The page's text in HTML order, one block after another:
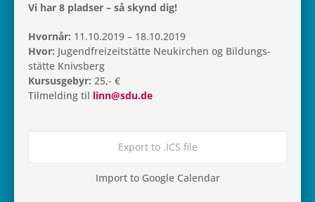
Vi har 8 plad­ser – så skynd dig!
Hvor­når: 11.10.2019 – 18.10.2019
Hvor: Jugend­freizeit­stätte Neukir­chen og Bil­dungs­
stätte Knivsberg
Kur­sus­ge­byr: 25,- €
Til­mel­ding til linn@sdu.de
Export to .ICS file
Import to Google Calendar